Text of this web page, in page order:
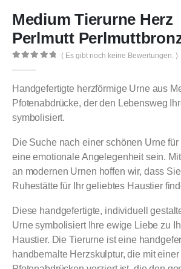
Medium Tierurne Herz
Perlmutt
( Es gibt noch keine Bewertungen. )
Handgefertigte herzförmige Urne aus
Pfotenabdrücke, der den Lebensweg
symbolisiert.
Die Suche nach einer schönen Urne
eine emotionale Angelegenheit sein.
an modernen Urnen hoffen wir, dass
Ruhestätte für Ihr geliebtes Haustier
Diese handgefertigte, individuell
Urne symbolisiert Ihre ewige Liebe zu
Haustier. Die Tierurne ist eine
handbemalte Herzskulptur, die mit einer